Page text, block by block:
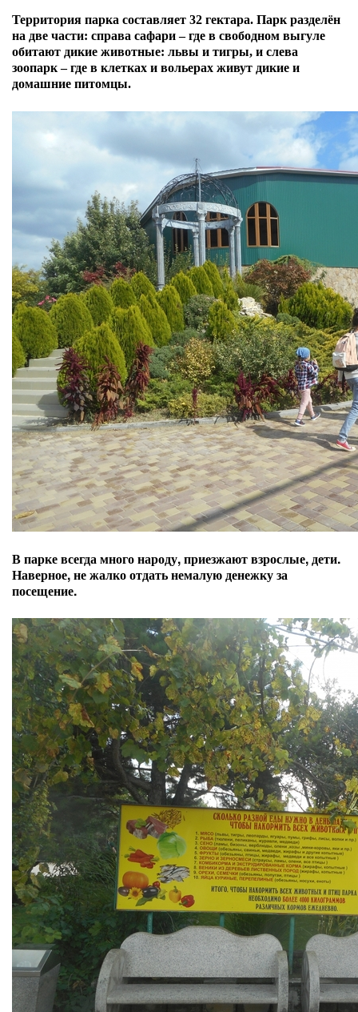
Территория парка составляет 32 гектара. Парк разделён
на две части: справа сафари – где в свободном выгуле
обитают дикие животные: львы и тигры, и слева
зоопарк – где в клетках и вольерах живут дикие и
домашние питомцы.
В парке всегда много народу, приезжают взрослые, дети.
Наверное, не жалко отдать немалую денежку за
посещение.